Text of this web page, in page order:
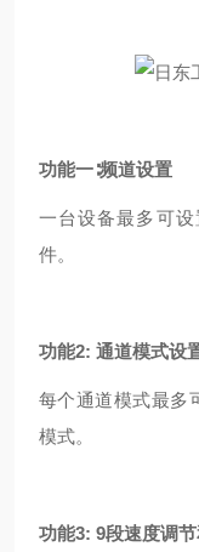
功能一∶频道设置
一台设备最多可
件。
功能2: 通道模式设
每个通道模式最多
模式。
功能3: 9段速度调